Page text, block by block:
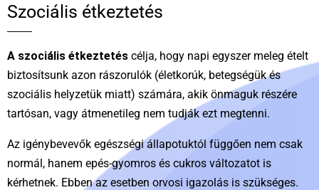
Szociális étkeztetés
A szociális étkeztetés célja, hogy napi egyszer meleg ételt
biztosítsunk azon rászorulók (életkorúk, betegségük és
szociális helyzetük miatt) számára, akik önmaguk részére
tartósan, vagy átmenetileg nem tudják ezt megtenni.
Az igénybevevők egészségi állapotuktól függően nem csak
normál, hanem epés-gyomros és cukros változatot is
kérhetnek. Ebben az esetben orvosi igazolás is szükséges.